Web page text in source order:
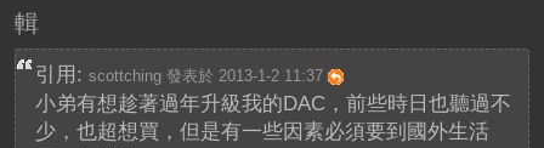
輯
引用: scottching 發表於 2013-1-2 11:37
小弟有想趁著過年升級我的DAC，前些時日也聽過不
少，也超想買，但是有一些因素必須要到國外生活